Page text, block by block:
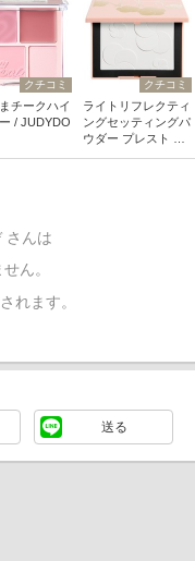
クチコミ
チークハイ
/ JUDYDO
クチコミ
ライトリフレクティ
ングセッティングパ
ウダー プレスト N /
さんは
ん。
れます。
送る